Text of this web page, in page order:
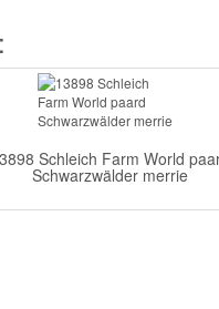
Schleich Farm World
Schwarzwälder merrie